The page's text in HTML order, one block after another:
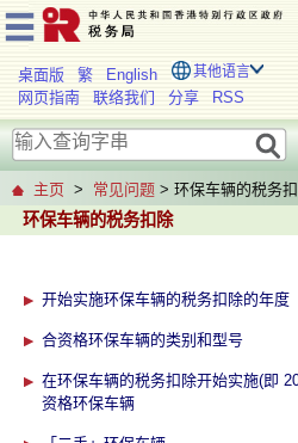
桌面版 繁 English 其他语言
网页指南 联络我们 分享 RSS
主页 > 常见问题 > 环保车辆的税务
环保车辆的税务扣除
开始实施环保车辆的税务扣除的年度
合资格环保车辆的类别和型号
在环保车辆的税务扣除开始实施(即
资格环保车辆